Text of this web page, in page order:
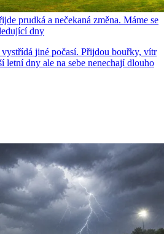
prudká a nečekaná změna. Máme se
dny
jiné počasí. Přijdou bouřky, vítr
letní dny ale na sebe nenechají dlouho